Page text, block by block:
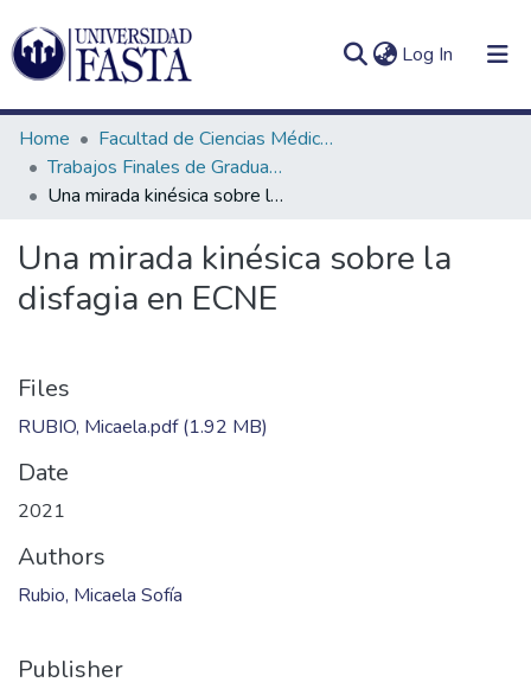
Log In (current)
Communities
&
Collections
In(current)
Home
Facultad de Ciencias Médicas
Trabajos Finales de Graduación de Licenciatura en Kinesiología
Una mirada kinésica sobre la disfagia en ECNE
Una mirada kinésica sobre la
disfagia en ECNE
Files
RUBIO, Micaela.pdf(1.92 MB)
Date
2021
Authors
Rubio, Micaela Sofía
Publisher